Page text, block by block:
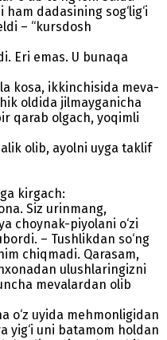
dadasining sog‘lig‘i
– “kursdosh
Eri emas. U bunaqa
kosa, ikkinchisida meva-
oldida jilmayganicha
qarab olgach, yoqimli
olib, ayolni uyga taklif
kirgach:
Siz urinmang,
choynak-piyolani o‘zi
– Tushlikdan so‘ng
chiqmadi. Qarasam,
ulushlaringizni
mevalardan olib
o‘z uyida mehmonligidan
yig‘i uni batamom holdan